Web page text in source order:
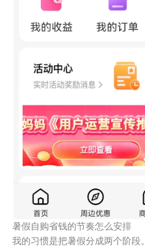
暑假自购省钱的节奏怎么安排
我的习惯是把暑假分成两个阶段。